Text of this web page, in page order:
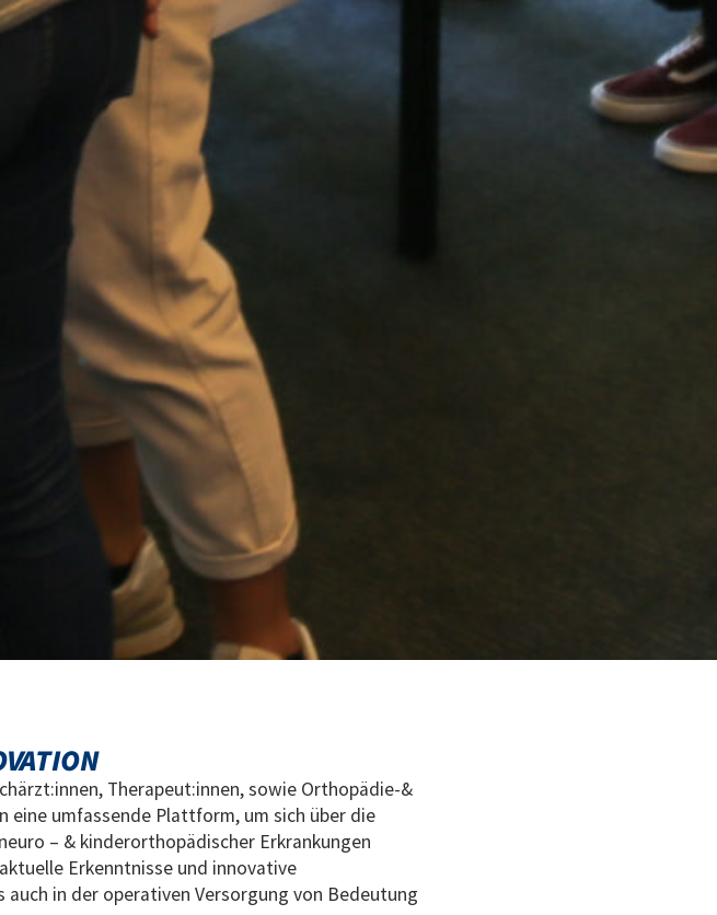
Therapeut:innen, sowie Orthopädie-&
eine umfassende Plattform, um sich über die
– & kinderorthopädischer Erkrankungen
Erkenntnisse und innovative
in der operativen Versorgung von Bedeutung